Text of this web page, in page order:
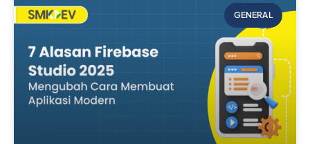
GENERAL